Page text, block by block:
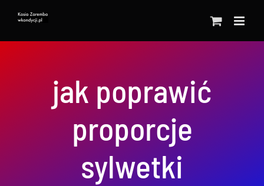
zawartości
jak poprawić
proporcje
sylwetki